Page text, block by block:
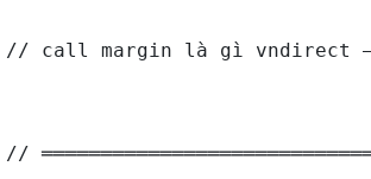
// call margin là gì vndirect —
//